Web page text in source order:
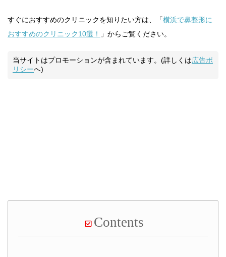
すぐにおすすめのクリニックを知りたい方は、「横浜で鼻整形に
おすすめのクリニック10選！
」からご覧ください。
当サイトはプロモーションが含まれています。(詳しくは広告ポ
リシーへ)
Contents